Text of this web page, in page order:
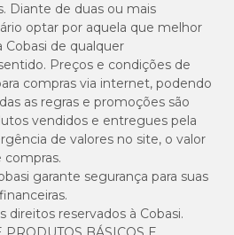
Diante de duas ou mais
optar por aquela que melhor
de qualquer
Preços e condições de
compras via internet, podendo
as regras e promoções são
vendidos e entregues pela
de valores no site, o valor
compras.
garante segurança para suas
direitos reservados à Cobasi.